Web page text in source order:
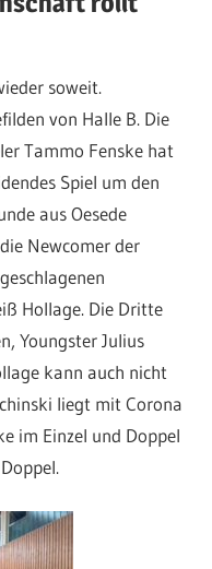
soweit.
von Halle B. Die
Tammo Fenske hat
Spiel um den
aus Oesede
Newcomer der
Hollage. Die Dritte
Youngster Julius
kann auch nicht
liegt mit Corona
im Einzel und Doppel